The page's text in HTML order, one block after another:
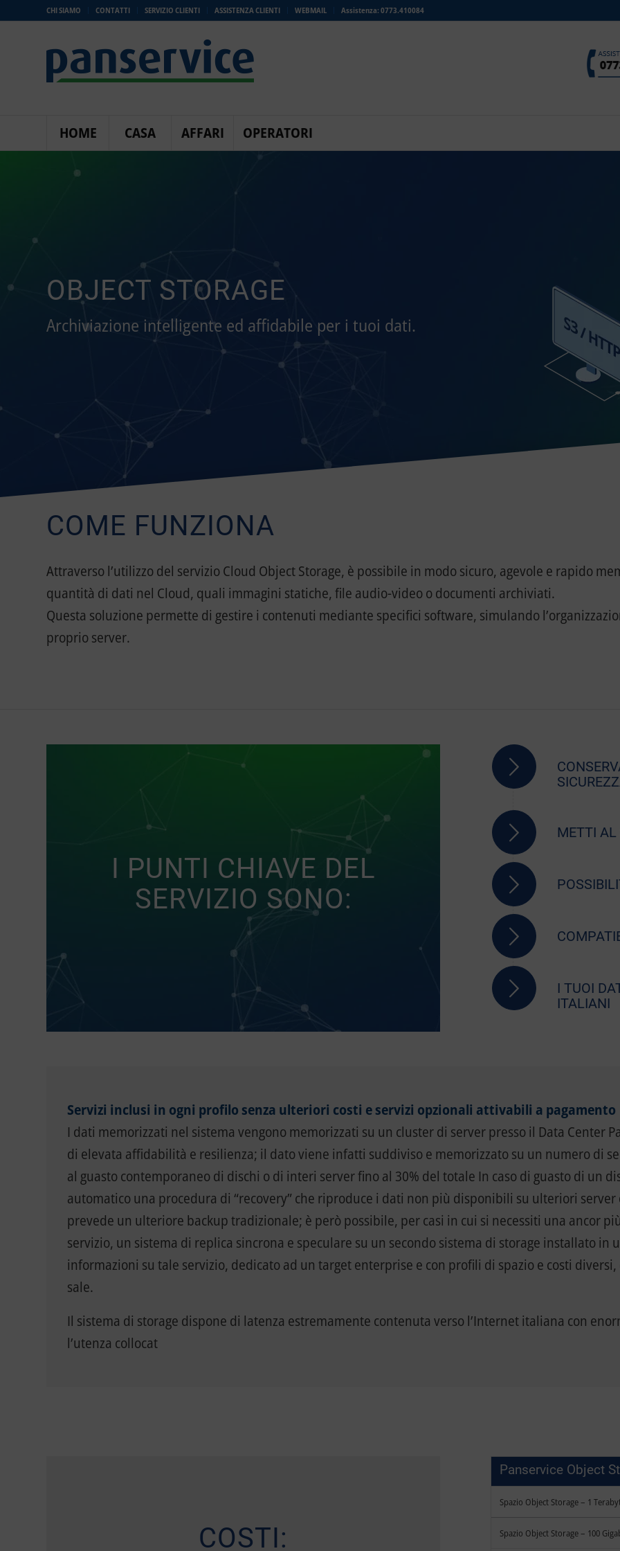
CHI SIAMO CONTATTI SERVIZIO CLIENTI ASSISTENZA CLIENTI WEBMAIL Assistenza: 0773.410084
HOME CASA AFFARI OPERATORI
OBJECT STORAGE
Archiviazione intelligente ed affidabile per i tuoi dati.
COME FUNZIONA
Attraverso l’utilizzo del servizio Cloud Object Storage, è possibile in modo sicuro, agevole e rapido
quantità di dati nel Cloud, quali immagini statiche, file audio-video o documenti archiviati.
Questa soluzione permette di gestire i contenuti mediante specifici software, simulando
proprio server.
I PUNTI CHIAVE DEL
SERVIZIO SONO:
METTI AL
I TUOI
ITALIANI
Servizi inclusi in ogni profilo senza ulteriori costi e servizi opzionali attivabili a pagamento
I dati memorizzati nel sistema vengono memorizzati su un cluster di server presso il Data Center
di elevata affidabilità e resilienza; il dato viene infatti suddiviso e memorizzato su un numero di
al guasto contemporaneo di dischi o di interi server fino al 30% del totale In caso di guasto di un
automatico una procedura di “recovery” che riproduce i dati non più disponibili su ulteriori
prevede un ulteriore backup tradizionale; è però possibile, per casi in cui si necessiti una ancor
servizio, un sistema di replica sincrona e speculare su un secondo sistema di storage installato
informazioni su tale servizio, dedicato ad un target enterprise e con profili di spazio e costi
sale.
Il sistema di storage dispone di latenza estremamente contenuta verso l’Internet italiana con
l’utenza collocat
COSTI:
Panservice Object
Spazio Object Storage – 1
Spazio Object Storage – 100